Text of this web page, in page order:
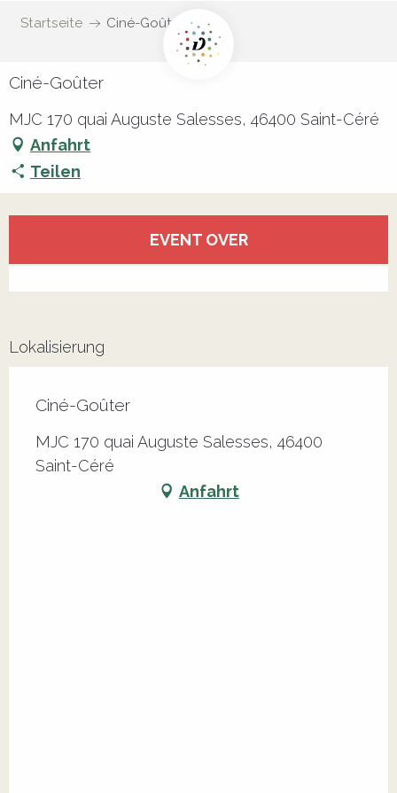
Startseite Ciné-Goûter
Ciné-Goûter
MJC 170 quai Auguste Salesses, 46400 Saint-Céré
Anfahrt
Teilen
EVENT OVER
Lokalisierung
Ciné-Goûter
MJC 170 quai Auguste Salesses, 46400
Saint-Céré
Anfahrt